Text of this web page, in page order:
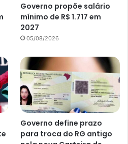
Governo propõe salário
mínimo de R$ 1.717 em
2027
05/08/2026
Governo define prazo
para troca do RG antigo